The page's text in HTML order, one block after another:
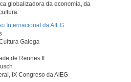
globalizadora da economía, da
Internacional da AIEG
Galega
de Rennes II
IX Congreso da AIEG
14 de xul. de 2009
14 de xul. de 2009